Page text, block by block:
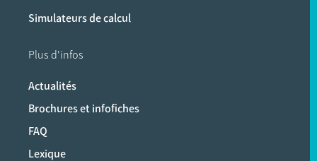
Simulateurs de calcul
Plus d'infos
Actualités
Brochures et infofiches
FAQ
Lexique